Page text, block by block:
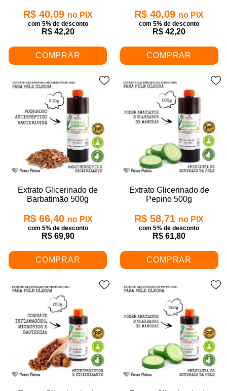
R$ 40,09 no PIX
com 5% de desconto
R$ 42,20
COMPRAR
R$ 40,09 no PIX
com 5% de desconto
R$ 42,20
COMPRAR
Extrato Glicerinado de
Barbatimão 500g
R$ 66,40 no PIX
com 5% de desconto
R$ 69,90
COMPRAR
Extrato Glicerinado de
Pepino 500g
R$ 58,71 no PIX
com 5% de desconto
R$ 61,80
COMPRAR